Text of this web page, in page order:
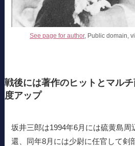
See page for author, Public domain,
戦後には著作のヒットとマル
度アップ
坂井三郎は1994年6月には硫黄島周
還、同年8月には少尉に任官して剣